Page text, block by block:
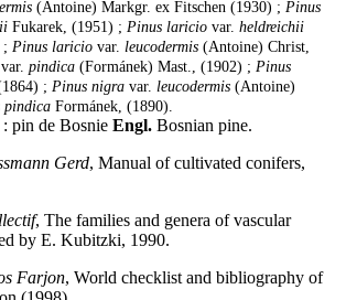
(Antoine) Markgr. ex Fitschen (1930) ; Pinus
Fukarek, (1951) ; Pinus laricio var. heldreichii
; Pinus laricio var. leucodermis (Antoine) Christ,
var. pindica (Formánek) Mast., (1902) ; Pinus
; Pinus nigra var. leucodermis (Antoine)
pindica Formánek, (1890).
: pin de Bosnie Engl. Bosnian pine.
Gerd, Manual of cultivated conifers,
, The families and genera of vascular
by E. Kubitzki, 1990.
Farjon, World checklist and bibliography of